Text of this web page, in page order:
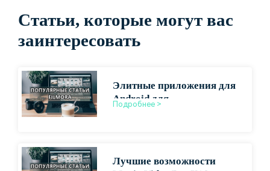
Статьи, которые могут вас
заинтересовать
Элитные приложения для
Android для
высококачественного
Подробнее >
Лучшие возможности